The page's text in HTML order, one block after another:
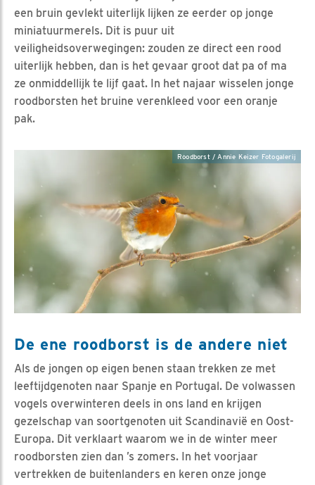
een bruin gevlekt uiterlijk lijken ze eerder op jonge
miniatuurmerels. Dit is puur uit
veiligheidsoverwegingen: zouden ze direct een rood
uiterlijk hebben, dan is het gevaar groot dat pa of ma
ze onmiddellijk te lijf gaat. In het najaar wisselen jonge
roodborsten het bruine verenkleed voor een oranje
pak.
Roodborst / Annie Keizer Fotogalerij
De ene roodborst is de andere niet
Als de jongen op eigen benen staan trekken ze met
leeftijdgenoten naar Spanje en Portugal. De volwassen
vogels overwinteren deels in ons land en krijgen
gezelschap van soortgenoten uit Scandinavië en Oost-
Europa. Dit verklaart waarom we in de winter meer
roodborsten zien dan ’s zomers. In het voorjaar
vertrekken de buitenlanders en keren onze jonge